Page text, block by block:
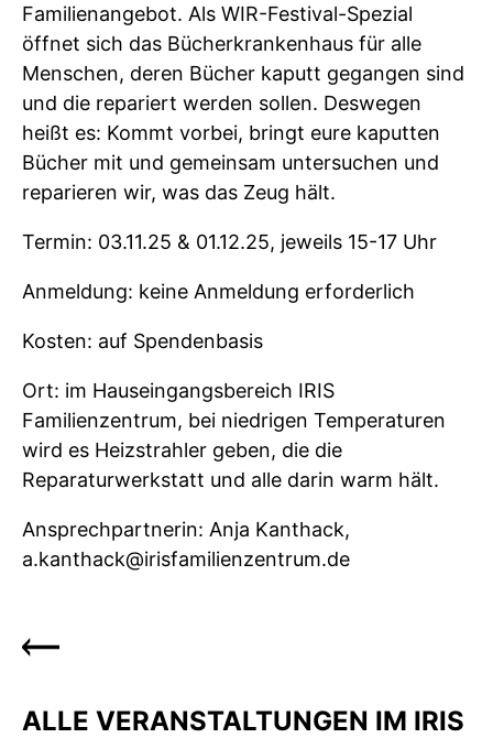
Familienangebot. Als WIR-Festival-Spezial
öffnet sich das Bücherkrankenhaus für alle
Menschen, deren Bücher kaputt gegangen sind
und die repariert werden sollen. Deswegen
heißt es: Kommt vorbei, bringt eure kaputten
Bücher mit und gemeinsam untersuchen und
reparieren wir, was das Zeug hält.
Termin: 03.11.25 & 01.12.25, jeweils 15-17 Uhr
Anmeldung: keine Anmeldung erforderlich
Kosten: auf Spendenbasis
Ort: im Hauseingangsbereich IRIS
Familienzentrum, bei niedrigen Temperaturen
wird es Heizstrahler geben, die die
Reparaturwerkstatt und alle darin warm hält.
Ansprechpartnerin: Anja Kanthack,
a.kanthack@irisfamilienzentrum.de
ALLE VERANSTALTUNGEN IM IRIS